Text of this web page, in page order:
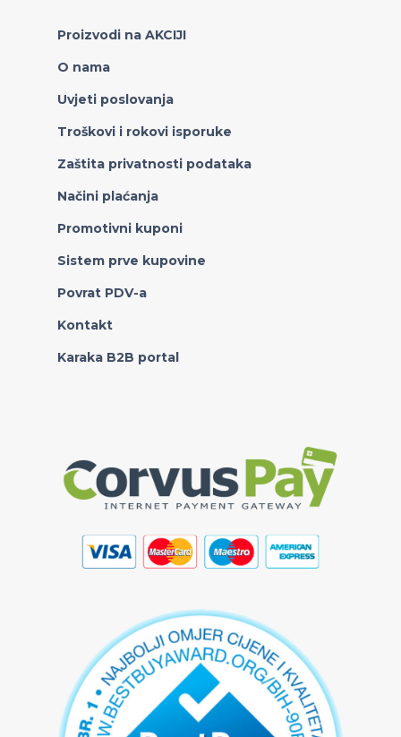
Proizvodi na AKCIJI
O nama
Uvjeti poslovanja
Troškovi i rokovi isporuke
Zaštita privatnosti podataka
Načini plaćanja
Promotivni kuponi
Sistem prve kupovine
Povrat PDV-a
Kontakt
Karaka B2B portal